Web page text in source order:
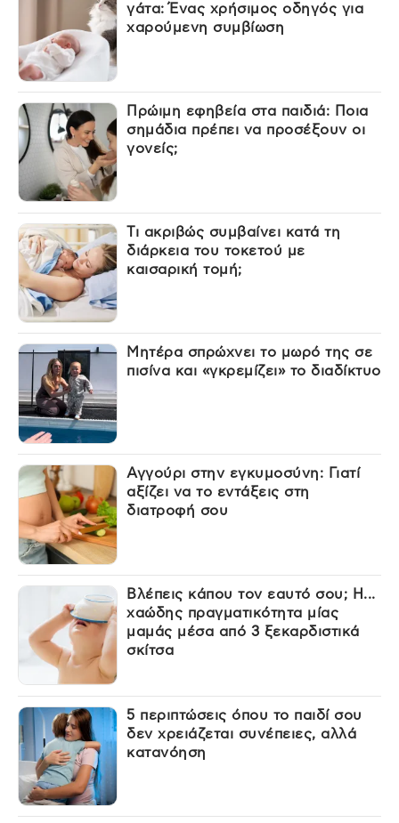
γάτα: Ένας χρήσιμος οδηγός για
χαρούμενη συμβίωση
Πρώιμη εφηβεία στα παιδιά: Ποια
σημάδια πρέπει να προσέξουν οι
γονείς;
Τι ακριβώς συμβαίνει κατά τη
διάρκεια του τοκετού με
καισαρική τομή;
Μητέρα σπρώχνει το μωρό της σε
πισίνα και «γκρεμίζει» το διαδίκτυο
Αγγούρι στην εγκυμοσύνη: Γιατί
αξίζει να το εντάξεις στη
διατροφή σου
Βλέπεις κάπου τον εαυτό σου; Η...
χαώδης πραγματικότητα μίας
μαμάς μέσα από 3 ξεκαρδιστικά
σκίτσα
5 περιπτώσεις όπου το παιδί σου
δεν χρειάζεται συνέπειες, αλλά
κατανόηση